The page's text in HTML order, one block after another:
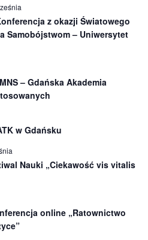
z okazji Światowego
Samobójstwom – Uniwersytet
– Gdańska Akademia
w Gdańsku
Nauki „Ciekawość vis vitalis
online „Ratownictwo